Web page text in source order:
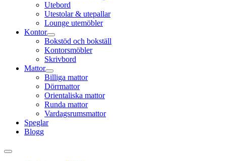
Utebord
Utestolar & utepallar
Lounge utemöbler
Kontor
Bokstöd och bokställ
Kontorsmöbler
Skrivbord
Mattor
Billiga mattor
Dörrmattor
Orientaliska mattor
Runda mattor
Vardagsrumsmattor
Speglar
Blogg